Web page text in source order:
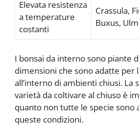
Elevata resistenza
a temperature
costanti
Crassula,
Buxus,
I bonsai da interno sono piante
dimensioni che sono adatte per
all’interno di ambienti chiusi. La
varietà da coltivare al chiuso è
quanto non tutte le specie sono
queste condizioni.